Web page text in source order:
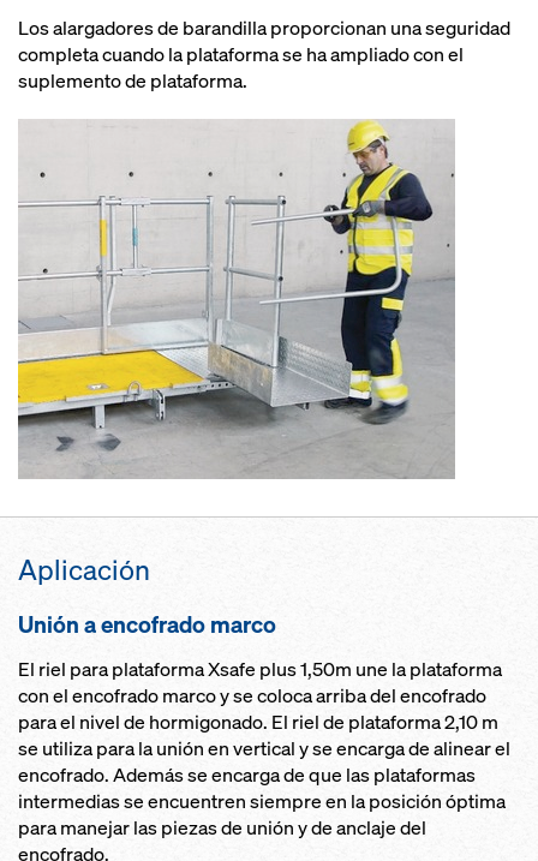
Los alargadores de barandilla proporcionan una seguridad
completa cuando la plataforma se ha ampliado con el
suplemento de plataforma.
Aplicación
Unión a encofrado marco
El riel para plataforma Xsafe plus 1,50m une la plataforma
con el encofrado marco y se coloca arriba del encofrado
para el nivel de hormigonado. El riel de plataforma 2,10 m
se utiliza para la unión en vertical y se encarga de alinear el
encofrado. Además se encarga de que las plataformas
intermedias se encuentren siempre en la posición óptima
para manejar las piezas de unión y de anclaje del
encofrado.